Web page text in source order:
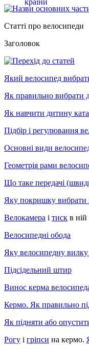
Статті про велосипеди
Заголовок
Який велосипед
Як правильно вибрати
Як навчити дитину
Підбір і регулювання
Основні види
Геометрія рами
Що таке передачі
Яку покришку вибрати
Велокамера і тиск в ній
Велосипедні обода
Яку велосипедну
Підсідельний штир
Винос керма
Кермо. Як правильно
Як підняти або
Рогу і гріпси на кермо.